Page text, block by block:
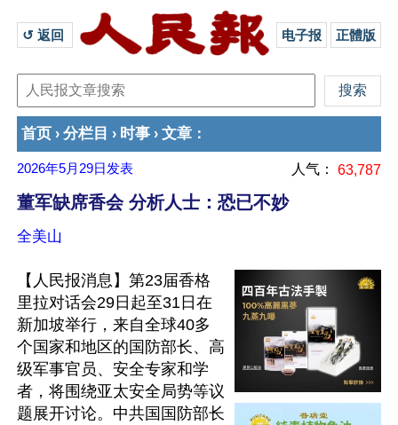
↺ 返回 电子报 正體版
首页 › 分栏目 › 时事 › 文章 ：
2026年5月29日 发表 人气： 63,787
董军缺席香会 分析人士：恐已不妙
全美山
【人民报消息】第23届香格
里拉对话会29日起至31日在
新加坡举行，来自全球40多
个国家和地区的国防部长、高
级军事官员、安全专家和学
者，将围绕亚太安全局势等议
题展开讨论。中共国国防部长